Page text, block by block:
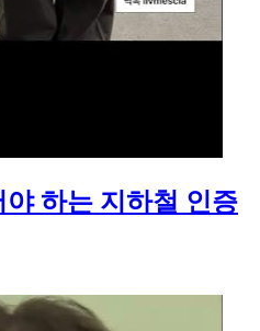
하는 지하철 인증